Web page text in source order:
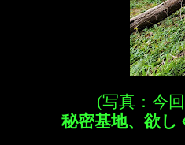
(写真：今
秘密基地、欲